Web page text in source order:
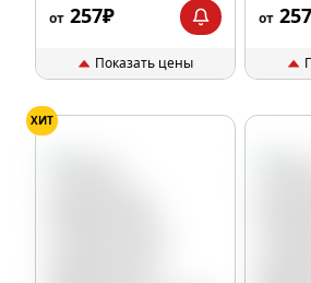
от 257₽
Показать цены
от
ХИТ